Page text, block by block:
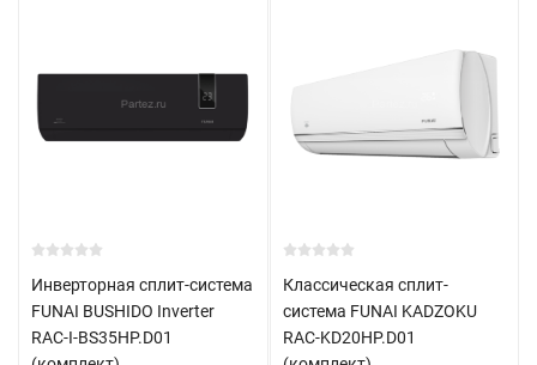
Инверторная сплит-система
FUNAI BUSHIDO Inverter
RAC-I-BS35HP.D01
Классическая сплит-
система FUNAI KADZOKU
RAC-KD20HP.D01